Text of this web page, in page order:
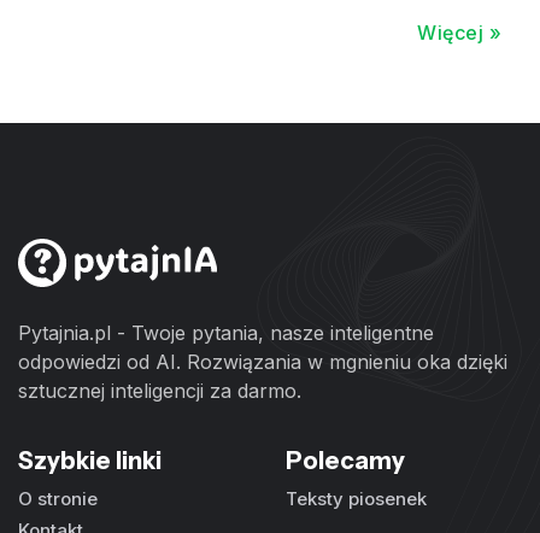
Więcej »
Pytajnia.pl - Twoje pytania, nasze inteligentne
odpowiedzi od AI. Rozwiązania w mgnieniu oka dzięki
sztucznej inteligencji za darmo.
Szybkie linki
O stronie
Polecamy
Teksty piosenek